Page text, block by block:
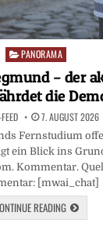
Posted
PANORAMA
– der
die
7. AUGUST 2026
Fernstudium
ein Blick ins
Kommentar.
[mwai_chat]
READING